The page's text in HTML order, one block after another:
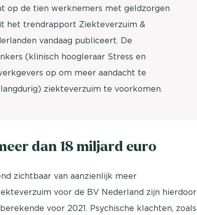
op de tien werknemers met geldzorgen
het trendrapport Ziekteverzuim &
vandaag publiceert. De
(klinisch hoogleraar Stress en
op om meer aandacht te
ziekteverzuim te voorkomen.
dan 18 miljard euro
zichtbaar van aanzienlijk meer
voor de BV Nederland zijn hierdoor
voor 2021. Psychische klachten, zoals